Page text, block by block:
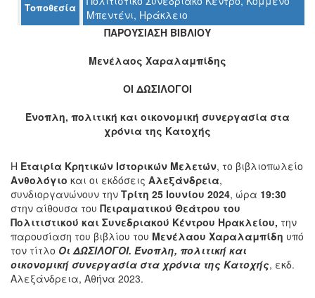
ΔΗΜΟΣ
ΑΝΘΕΚΤΙΚΗ
ΠΟΛΗ
Τοποθεσία
Μπεντένι, Ηράκλειο
ΠΑΡΟΥΣΙΑΣΗ ΒΙΒΛΙΟΥ
Μενέλαος Χαραλαμπίδης
ΟΙ ΔΩΣΙΛΟΓΟΙ
Ένοπλη, πολιτική και οικονομική συνεργασία στα
χρόνια της Κατοχής
Η Εταιρία Κρητικών Ιστορικών Μελετών, το βιβλιοπωλείο
Ανθολόγιο και οι εκδόσεις Αλεξάνδρεια,
συνδιοργανώνουν την Τρίτη 25 Ιουνίου 2024, ώρα 19:30
στην αίθουσα του Πειραματικού Θεάτρου του
Πολιτιστικού και Συνεδριακού Κέντρου Ηρακλείου, την
παρουσίαση του βιβλίου του Μενέλαου Χαραλαμπίδη υπό
τον τίτλο Οι ΔΩΣΙΛΟΓΟΙ. Ένοπλη, πολιτική και
οικονομική συνεργασία στα χρόνια της Κατοχής, εκδ.
Αλεξάνδρεια, Αθήνα 2023.